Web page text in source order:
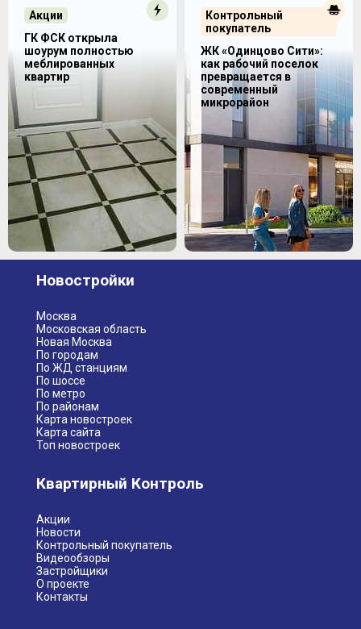
Контрольный
покупатель
ЖК «Одинцово Сити»:
как рабочий поселок
превращается в
современный
микрорайон
Акции
ГК ФСК открыла
шоурум полностью
меблированных
квартир
Новостройки
Москва
Московская область
Новая Москва
По городам
По ЖД станциям
По шоссе
По метро
По районам
Карта новостроек
Карта сайта
Топ новостроек
Квартирный Контроль
Акции
Новости
Контрольный покупатель
Видеообзоры
Застройщики
О проекте
Контакты